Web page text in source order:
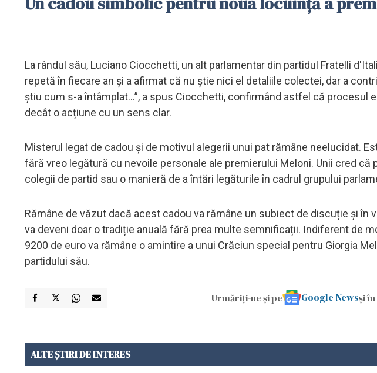
La rândul său, Luciano Ciocchetti, un alt parlamentar din partidul Fratelli
repetă în fiecare an și a afirmat că nu știe nici el detaliile colectei, dar a
știu cum s-a întâmplat...”, a spus Ciocchetti, confirmând astfel că procesul
decât o acțiune cu un sens clar.
Misterul legat de cadou și de motivul alegerii unui pat rămâne neelucidat.
fără vreo legătură cu nevoile personale ale premierului Meloni. Unii cred
colegii de partid sau o manieră de a întări legăturile în cadrul grupului
Rămâne de văzut dacă acest cadou va rămâne un subiect de discuție și în
va deveni doar o tradiție anuală fără prea multe semnificații. Indiferent de
9200 de euro va rămâne o amintire a unui Crăciun special pentru Giorgia
partidului său.
Urmăriți-ne și pe Google Newsși
ALTE ȘTIRI DE INTERES